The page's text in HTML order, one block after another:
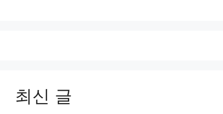
최신 글